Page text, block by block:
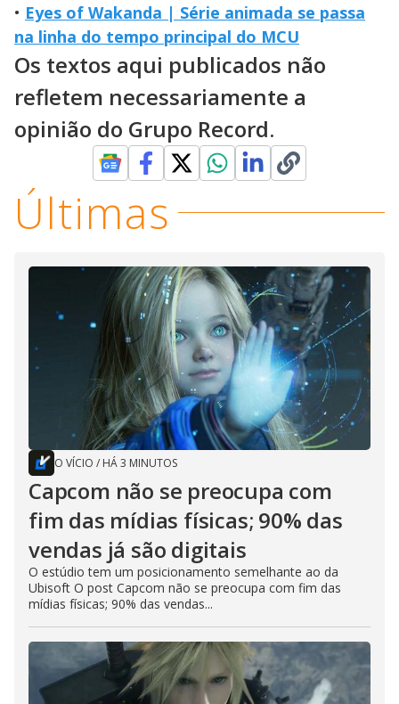
• Eyes of Wakanda | Série animada se passa
na linha do tempo principal do MCU
Os textos aqui publicados não
refletem necessariamente a
opinião do Grupo Record.
Últimas
O VÍCIO / HÁ 3 MINUTOS
Capcom não se preocupa com
fim das mídias físicas; 90% das
vendas já são digitais
O estúdio tem um posicionamento semelhante ao da
Ubisoft O post Capcom não se preocupa com fim das
mídias físicas; 90% das vendas...